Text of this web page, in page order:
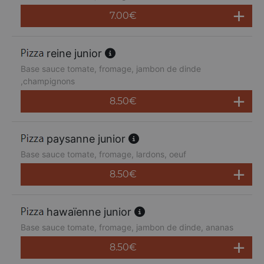
7.00€
reine junior
Base sauce tomate, fromage, jambon de dinde
,champignons
8.50€
paysanne junior
Base sauce tomate, fromage, lardons, oeuf
8.50€
hawaïenne junior
Base sauce tomate, fromage, jambon de dinde, ananas
8.50€